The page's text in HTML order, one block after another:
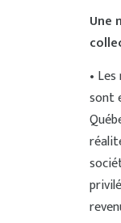
Une
•
sont